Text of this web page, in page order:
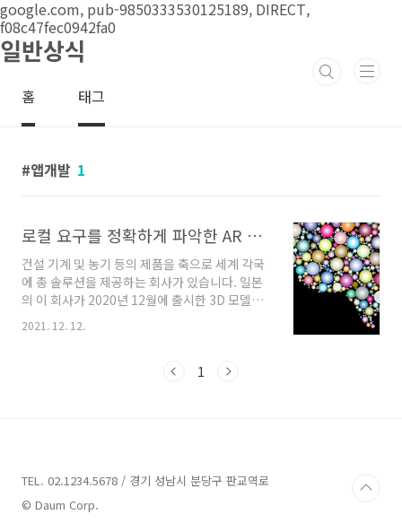
google.com, pub-9850333530125189, DIRECT,
f08c47fec0942fa0
본문 바로가기
일반상식
홈 태그
앱개발 1
로컬 요구를 정확하게 파악한 AR 기능 탑재의 고장 진단 앱
건설 기계 및 농기 등의 제품을 축으로 세계 각국
에 총 솔루션을 제공하는 회사가 있습니다. 일본
의 이 회사가 2020년 12월에 출시한 3D 모델과
AR 기능을 활용한 고장 진단을 할 수 있는 혁신적
인 서비스입니다. 본 서비스의 목적은 경험이나
하는 것으로 다운 타임에 의한 건조기의 가동률
니다. DX기초 지식부터 공부를 해야겠지만 디지
털 트랜스포메이션의 개발에 이른 경위부터 알아
보면 주로 농기 사업으로 많은 분들에게 인지해
2021. 12. 12.
1
TEL. 02.1234.5678 / 경기 성남시 분당구 판교역로
© Daum Corp.